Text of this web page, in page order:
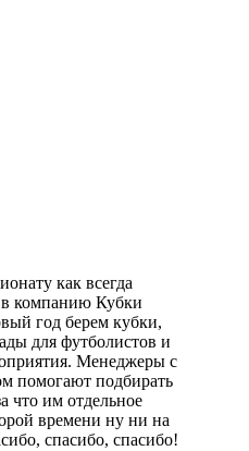
как всегда
в компанию Кубки
год берем кубки,
для футболистов и
Менеджеры с
помогают подбирать
что им отдельное
времени ну ни на
спасибо, спасибо!